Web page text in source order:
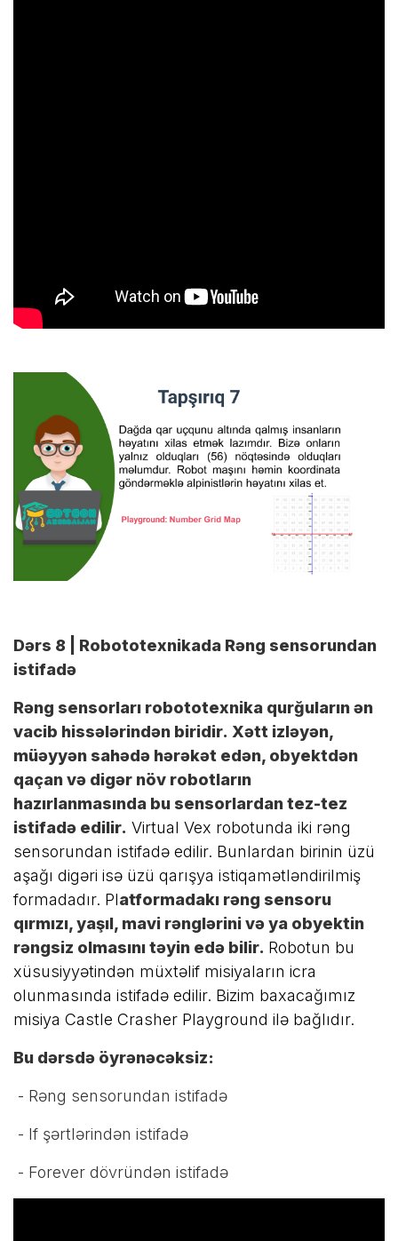
Dərs 8 | Robototexnikada Rəng sensorundan
istifadə
Rəng sensorları robototexnika qurğuların ən
vacib hissələrindən biridir. Xətt izləyən,
müəyyən sahədə hərəkət edən, obyektdən
qaçan və digər növ robotların
hazırlanmasında bu sensorlardan tez-tez
istifadə edilir. Virtual Vex robotunda iki rəng
sensorundan istifadə edilir. Bunlardan birinin üzü
aşağı digəri isə üzü qarışya istiqamətləndirilmiş
formadadır. Platformadakı rəng sensoru
qırmızı, yaşıl, mavi rənglərini və ya obyektin
rəngsiz olmasını təyin edə bilir. Robotun bu
xüsusiyyətindən müxtəlif misiyaların icra
olunmasında istifadə edilir. Bizim baxacağımız
misiya Castle Crasher Playground ilə bağlıdır.
Bu dərsdə öyrənəcəksiz:
- Rəng sensorundan istifadə
- If şərtlərindən istifadə
- Forever dövründən istifadə